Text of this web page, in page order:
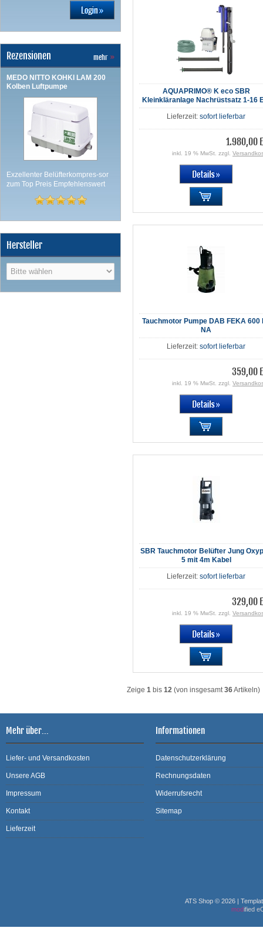
Rezensionen mehr »
MEDO NITTO KOHKI LAM 200
Kolben Luftpumpe
Exzellenter Belüfterkompres-sor
zum Top Preis Empfehlenswert
Hersteller
AQUAPRIMO® K eco SBR
Kleinkläranlage Nachrüstsatz 1-16
Lieferzeit: sofort lieferbar
1.980,00
inkl. 19 % MwSt. zzgl.
Tauchmotor Pumpe DAB FEKA 600
NA
Lieferzeit: sofort lieferbar
359,00
inkl. 19 % MwSt. zzgl.
SBR Tauchmotor Belüfter Jung
5 mit 4m Kabel
Lieferzeit: sofort lieferbar
329,00
inkl. 19 % MwSt. zzgl.
Zeige 1 bis 12 (von insgesamt36Artikeln)
Mehr über...
Liefer- und Versandkosten
Unsere AGB
Impressum
Kontakt
Lieferzeit
Informationen
Datenschutzerklärung
Rechnungsdaten
Widerrufsrecht
Sitemap
ATS Shop © 2026 |
modified